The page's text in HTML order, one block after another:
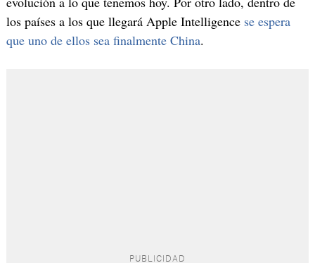
los países a los que llegará Apple Intelligence se espera
que uno de ellos sea finalmente China.